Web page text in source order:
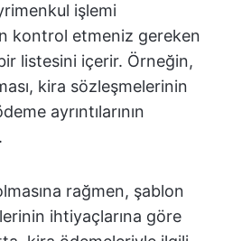
işlemi
kontrol etmeniz gereken
listesini içerir. Örneğin,
kira sözleşmelerinin
ayrıntılarının
rağmen, şablon
ihtiyaçlarına göre